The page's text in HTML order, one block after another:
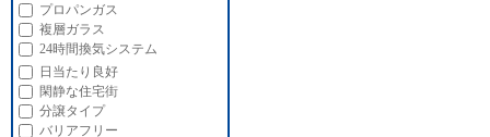
プロパンガス
複層ガラス
24時間換気システム
日当たり良好
閑静な住宅街
分譲タイプ
バリアフリー